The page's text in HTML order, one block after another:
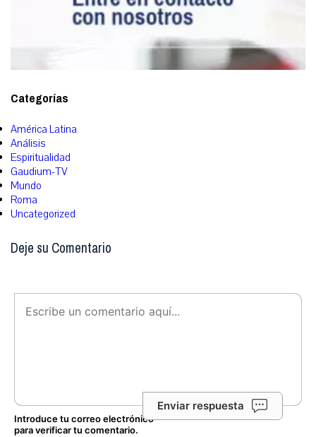
Categorías
América Latina
Análisis
Espiritualidad
Gaudium-TV
Mundo
Roma
Uncategorized
Deje su Comentario
Enviar respuesta
Introduce tu correo electrónico
para verificar tu comentario.